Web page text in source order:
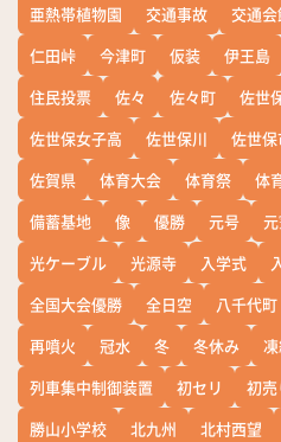
亜熱帯植物園
交通事故 交通
仁田峠
今津町 仮装 伊王島
住民投票
佐々 佐々町 佐世
佐世保女子高
佐世保川 佐世
佐賀県
体育大会 体育祭 体
備蓄基地
像 優勝 元号
光ケーブル
光源寺 入学式
全国大会優勝
全日空 八千代町
再噴火
冠水 冬 冬休み
列車集中制御装置
初セリ 初売
勝山小学校
北九州 北村西望